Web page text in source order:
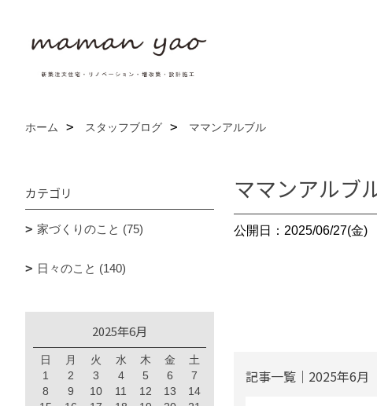
ホーム スタッフブログ ママンアルブル
ママンアルブ
公開日：2025/06/27(金)
記事一覧｜2025年6月
カテゴリ
家づくりのこと (75)
日々のこと (140)
2025年6月
日 月 火 水 木 金
土
1
2 3 4 5 6
7
8
9 10 11 12 13
14